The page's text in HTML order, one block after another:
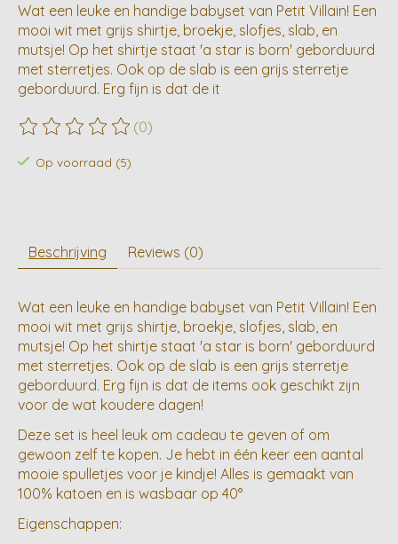
Wat een leuke en handige babyset van Petit Villain! Een
mooi wit met grijs shirtje, broekje, slofjes, slab, en
mutsje! Op het shirtje staat 'a star is born' geborduurd
met sterretjes. Ook op de slab is een grijs sterretje
geborduurd. Erg fijn is dat de it
De beoordeling van dit product is
(0)
Op voorraad (5)
Beschrijving Reviews (0)
Wat een leuke en handige babyset van Petit Villain! Een
mooi wit met grijs shirtje, broekje, slofjes, slab, en
mutsje! Op het shirtje staat 'a star is born' geborduurd
met sterretjes. Ook op de slab is een grijs sterretje
geborduurd. Erg fijn is dat de items ook geschikt zijn
voor de wat koudere dagen!
Deze set is heel leuk om cadeau te geven of om
gewoon zelf te kopen. Je hebt in één keer een aantal
mooie spulletjes voor je kindje! Alles is gemaakt van
100% katoen en is wasbaar op 40°
Eigenschappen: